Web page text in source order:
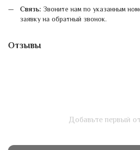
Связь: Звоните нам по указанным
заявку на обратный звонок.
Отзывы
Добавьте первый